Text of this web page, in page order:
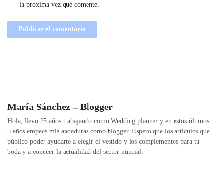
la próxima vez que comente.
María Sánchez – Blogger
Hola, llevo 25 años trabajando como Wedding planner y en estos últimos
5 años empecé mis andaduras como blogger. Espero que los artículos que
público poder ayudarte a elegir el vestido y los complementos para tu
boda y a conocer la actualidad del sector nupcial.